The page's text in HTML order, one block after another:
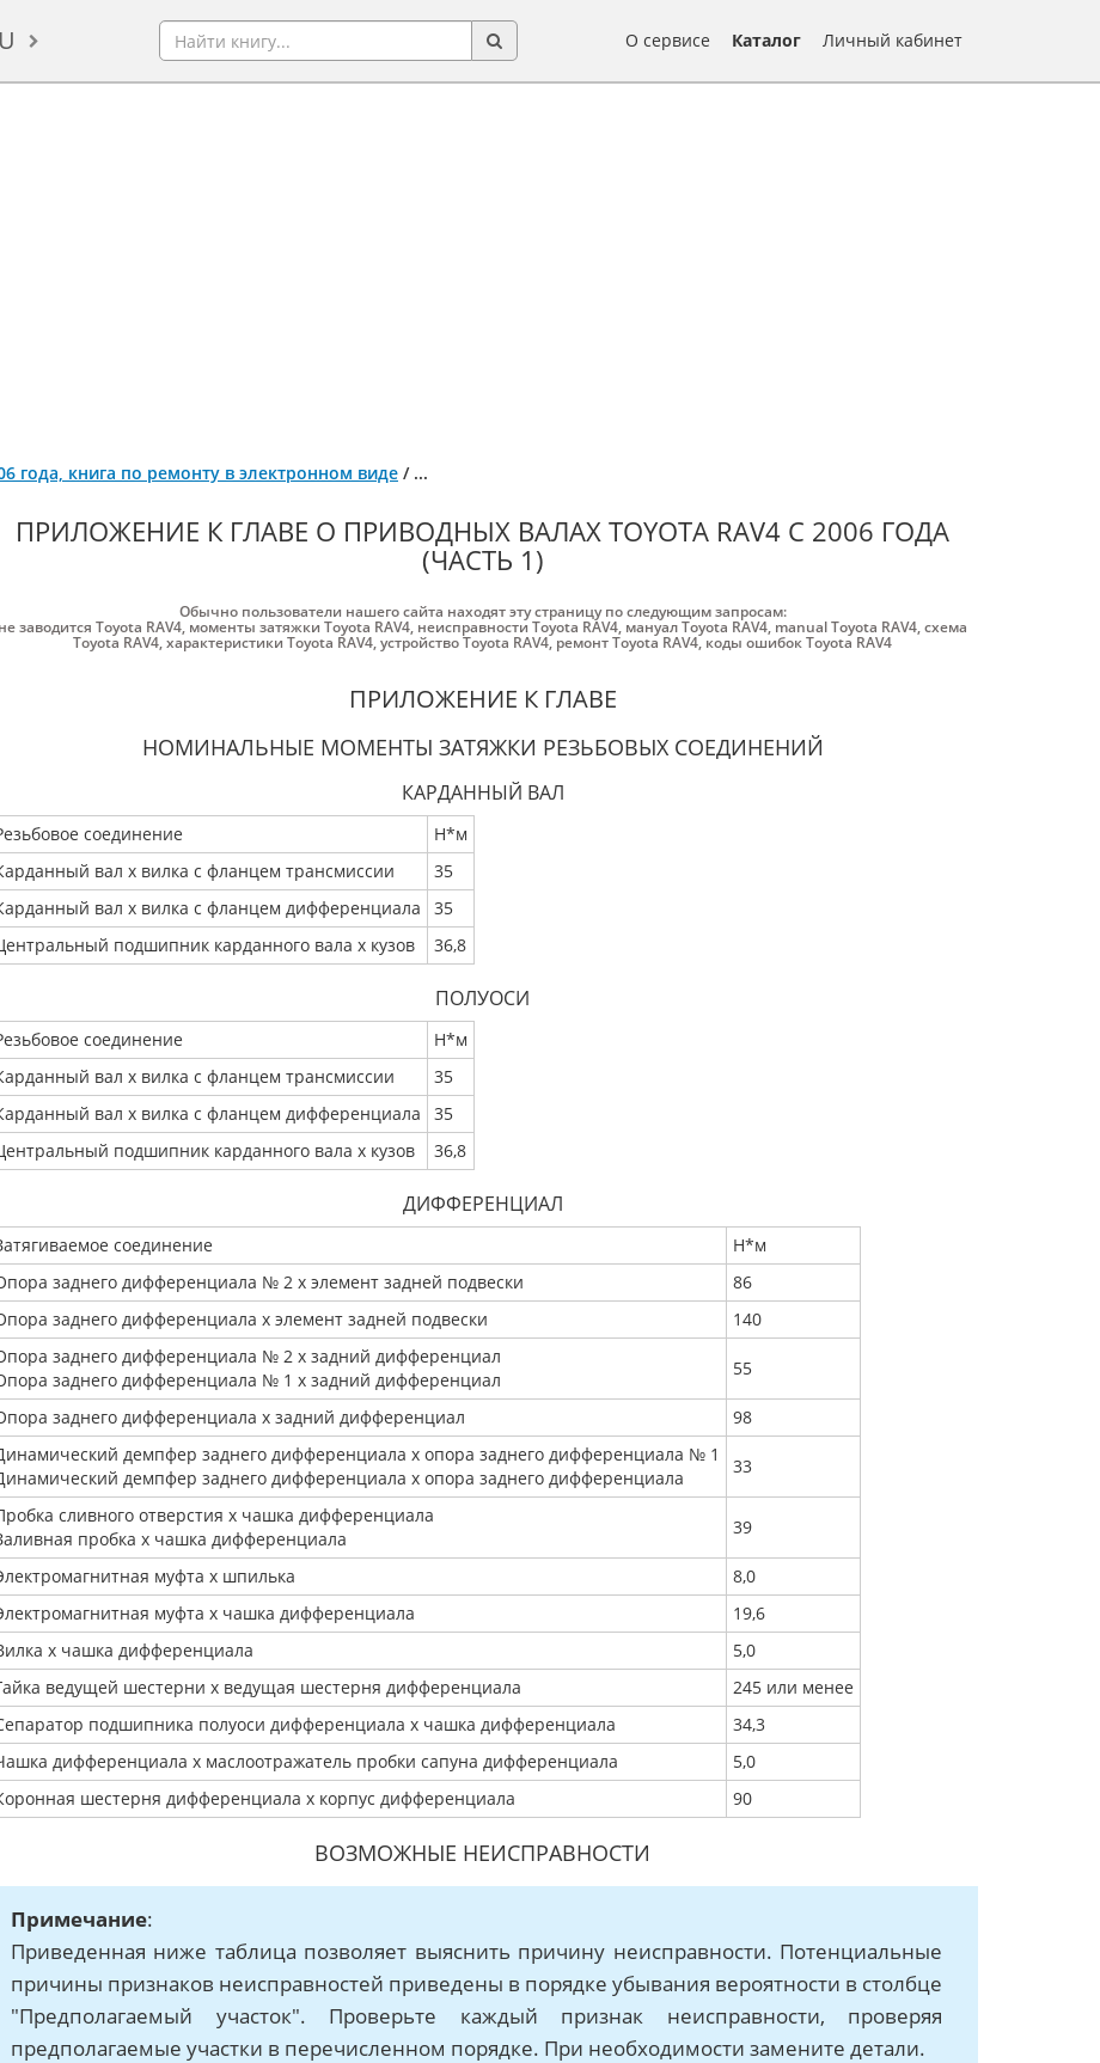
О сервисе Каталог Личный кабинет
года, книга по ремонту в электронном виде / ...
ПРИЛОЖЕНИЕ К ГЛАВЕ О ПРИВОДНЫХ ВАЛАХ TOYOTA RAV4 С 2006 ГОДА
(ЧАСТЬ 1)
Обычно пользователи нашего сайта находят эту страницу по следующим запросам:
не заводится Toyota RAV4, моменты затяжки Toyota RAV4, неисправности Toyota RAV4, мануал Toyota RAV4, manual Toyota RAV4,схема
Toyota RAV4,характеристики Toyota RAV4,устройство Toyota RAV4, ремонт Toyota RAV4, коды ошибок Toyota RAV4
ПРИЛОЖЕНИЕ К ГЛАВЕ
НОМИНАЛЬНЫЕ МОМЕНТЫ ЗАТЯЖКИ РЕЗЬБОВЫХ СОЕДИНЕНИЙ
КАРДАННЫЙ ВАЛ
соединение
Н*м
вал x вилка с фланцем трансмиссии
35
вал x вилка с фланцем дифференциала
35
подшипник карданного вала x кузов
36,8
ПОЛУОСИ
соединение
Н*м
вал x вилка с фланцем трансмиссии
35
вал x вилка с фланцем дифференциала
35
подшипник карданного вала x кузов
36,8
ДИФФЕРЕНЦИАЛ
соединение
Н*м
заднего дифференциала № 2 x элемент задней подвески
86
заднего дифференциала x элемент задней подвески
140
заднего дифференциала № 2 x задний дифференциал
заднего дифференциала № 1 x задний дифференциал
55
заднего дифференциала x задний дифференциал
98
демпфер заднего дифференциала x опора заднего дифференциала № 1
демпфер заднего дифференциала x опора заднего дифференциала
33
сливного отверстия x чашка дифференциала
пробка x чашка дифференциала
39
муфта x шпилька
8,0
муфта x чашка дифференциала
19,6
x чашка дифференциала
5,0
ведущей шестерни x ведущая шестерня дифференциала
245 или менее
подшипника полуоси дифференциала x чашка дифференциала
34,3
дифференциала x маслоотражатель пробки сапуна дифференциала
5,0
шестерня дифференциала x корпус дифференциала
90
ВОЗМОЖНЫЕ НЕИСПРАВНОСТИ
Примечание:
Приведенная ниже таблица позволяет выяснить причину неисправности. Потенциальные
причины признаков неисправностей приведены в порядке убывания вероятности в столбце
"Предполагаемый участок". Проверьте каждый признак неисправности, проверяя
предполагаемые участки в перечисленном порядке. При необходимости замените детали.